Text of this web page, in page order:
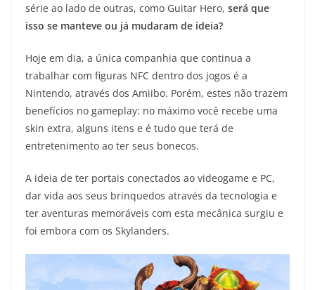
série ao lado de outras, como Guitar Hero, será que
isso se manteve ou já mudaram de ideia?
Hoje em dia, a única companhia que continua a
trabalhar com figuras NFC dentro dos jogos é a
Nintendo, através dos Amiibo. Porém, estes não trazem
benefícios no gameplay: no máximo você recebe uma
skin extra, alguns itens e é tudo que terá de
entretenimento ao ter seus bonecos.
A ideia de ter portais conectados ao videogame e PC,
dar vida aos seus brinquedos através da tecnologia e
ter aventuras memoráveis com esta mecânica surgiu e
foi embora com os Skylanders.